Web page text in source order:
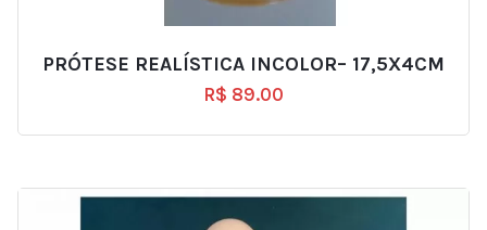
PRÓTESE REALÍSTICA INCOLOR– 17,5X4CM
R$ 89.00